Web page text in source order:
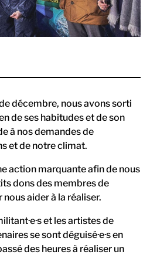
décembre, nous avons sorti
de ses habitudes et de son
à nos demandes de
et de notre climat.
action marquante afin de nous
dons des membres de
aider à la réaliser.
et les artistes de
se sont déguisé·e·s en
des heures à réaliser un